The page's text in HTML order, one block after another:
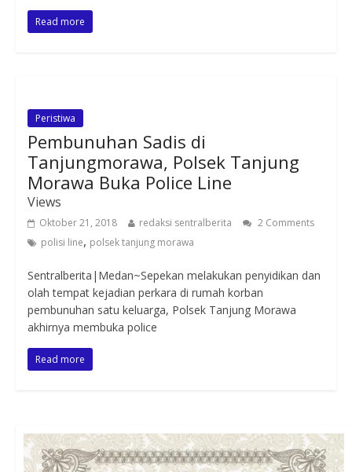
Read more
Peristiwa
Pembunuhan Sadis di
Tanjungmorawa, Polsek Tanjung
Morawa Buka Police Line
Views
Oktober 21, 2018 redaksi sentralberita
2 Comments
polisi line, polsek tanjung morawa
Sentralberita|Medan~Sepekan melakukan penyidikan dan
olah tempat kejadian perkara di rumah korban
pembunuhan satu keluarga, Polsek Tanjung Morawa
akhirnya membuka police
Read more